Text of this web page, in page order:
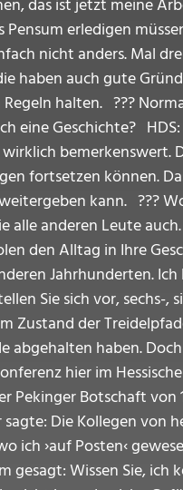
das ist jetzt meine
Pensum erledigen
nicht anders. Mal
haben auch gute
halten. ???
eine Geschichte?
bemerkenswert.
fortsetzen können.
kann. ???
alle anderen Leute
den Alltag in Ihre
Jahrhunderten.
Sie sich vor,
der
abgehalten haben.
hier im
Pekinger Botschaft
Die Kollegen von
›auf Posten‹
gesagt: Wissen Sie,